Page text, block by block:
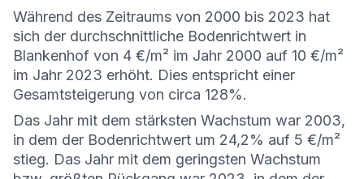
Während des Zeitraums von 2000 bis 2023 hat
sich der durchschnittliche Bodenrichtwert in
Blankenhof von 4 €/m² im Jahr 2000 auf 10 €/m²
im Jahr 2023 erhöht. Dies entspricht einer
Gesamtsteigerung von circa 128%.
Das Jahr mit dem stärksten Wachstum war 2003,
in dem der Bodenrichtwert um 24,2% auf 5 €/m²
stieg. Das Jahr mit dem geringsten Wachstum